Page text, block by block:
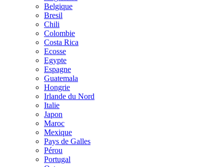
Belgique
Bresil
Chili
Colombie
Costa Rica
Ecosse
Egypte
Espagne
Guatemala
Hongrie
Irlande du Nord
Italie
Japon
Maroc
Mexique
Pays de Galles
Pérou
Portugal